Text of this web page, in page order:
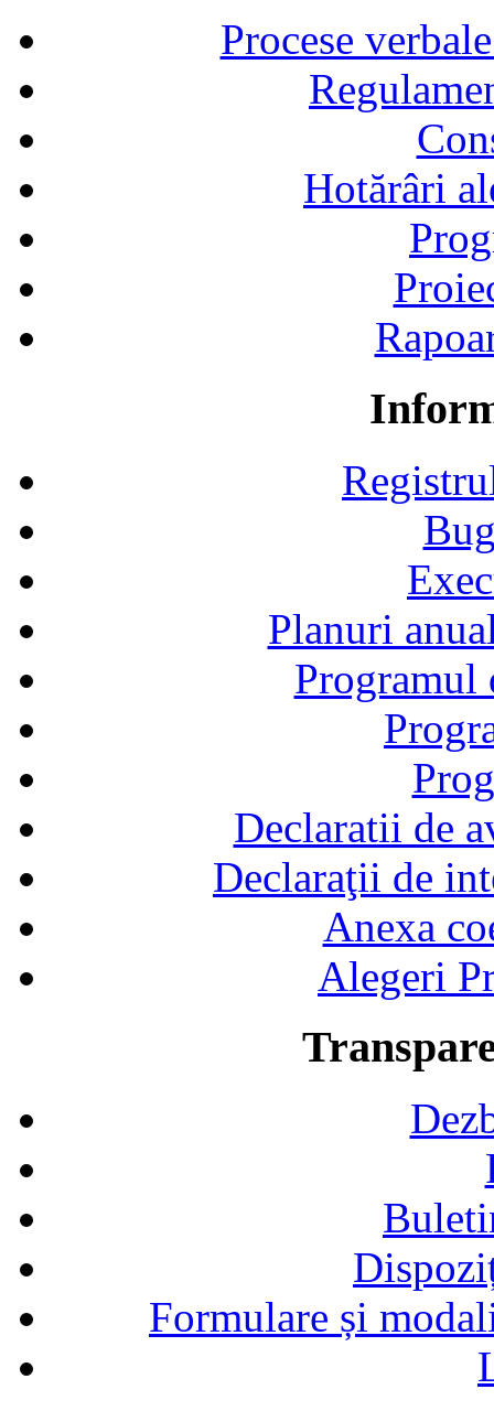
Procese
Hotărâri
Planuri
Declaratii de
Declaraţii de
Anexa
Alegeri
Formulare și